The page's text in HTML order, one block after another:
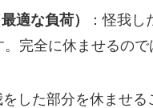
適な負荷）
：怪我
完全に休ませるの
をした部分を休ませる